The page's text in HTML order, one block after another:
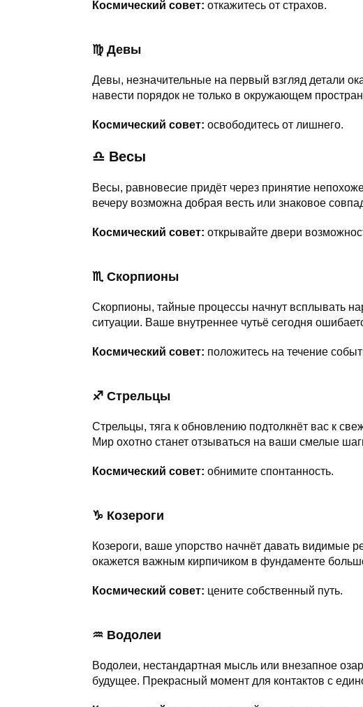
Космический совет: откажитесь от страхов.
♍ Девы
Девы, незначительные на первый взгляд детали
навести порядок не только в окружающем
Космический совет: освободитесь от лишнего.
♎ Весы
Весы, равновесие придёт через принятие
вечеру возможна добрая весть или знаковое
Космический совет: открывайте двери
♏ Скорпионы
Скорпионы, тайные процессы начнут всплывать
ситуации. Ваше внутреннее чутьё сегодня
Космический совет: положитесь на течение
♐ Стрельцы
Стрельцы, тяга к обновлению подтолкнёт вас к
Мир охотно станет отзываться на ваши смелые
Космический совет: обнимите спонтанность.
♑ Козероги
Козероги, ваше упорство начнёт давать видимые
окажется важным кирпичиком в фундаменте
Космический совет: цените собственный путь.
♒ Водолеи
Водолеи, нестандартная мысль или внезапное
будущее. Прекрасный момент для контактов с